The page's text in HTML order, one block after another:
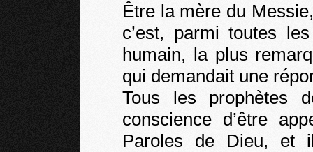
Être la mère du
c’est, parmi toutes
humain, la plus
qui demandait une
Tous les prophètes
conscience d’être
Paroles de Dieu, et